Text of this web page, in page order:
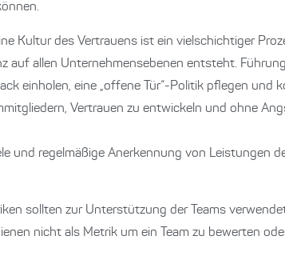
Kultur des Vertrauens ist ein vielschichtiger
auf allen Unternehmensebenen entsteht.
einholen, eine „offene Tür“-Politik pflegen
Vertrauen zu entwickeln und ohne
und regelmäßige Anerkennung von Leistungen
sollten zur Unterstützung der Teams
nicht als Metrik um ein Team zu bewerten